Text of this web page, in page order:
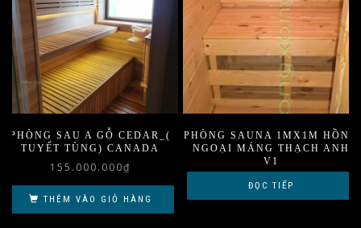
PHÒNG SAU A GỖ CEDAR_(
TUYẾT TÙNG) CANADA
155.000.000₫
THÊM VÀO GIỎ HÀNG
PHÒNG SAUNA 1MX1M HỒNG
NGOẠI MÁNG THẠCH ANH
V1
ĐỌC TIẾP